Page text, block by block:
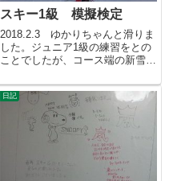
スキー1級 模擬検定
2018.2.3 ゆかりちゃんと滑りま
した。ジュニア1級の練習をとの
ことでしたが、コース端の新雪で
日記